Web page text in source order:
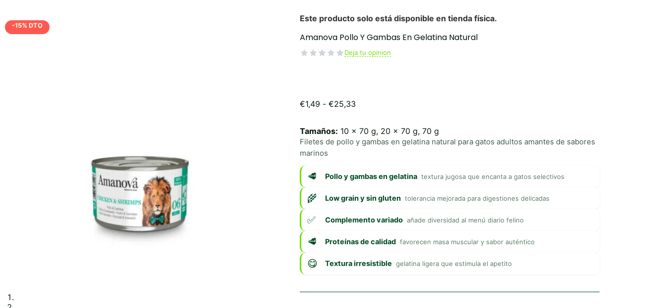
-15% DTO
Amanova Pollo Y Gambas En Gelatina Natural
Deja tu opinion
€1,49 - €25,33Rango
desde
€1,49
Tamaños: 10 x 70 g, 20 x 70 g, 70 g
Filetes de pollo y gambas en gelatina natural para gatos adultos amantes de sabores
marinos
Pollo y gambas en gelatina textura jugosa que encanta a gatos selectivos
Low grain y sin gluten tolerancia mejorada para digestiones delicadas
Complemento variado añade diversidad al menú diario felino
Proteínas de calidad favorecen masa muscular y sabor auténtico
Textura irresistible gelatina ligera que estimula el apetito